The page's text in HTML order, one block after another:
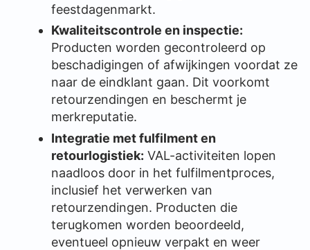
feestdagenmarkt.
Kwaliteitscontrole en inspectie:
Producten worden gecontroleerd op
beschadigingen of afwijkingen voordat ze
naar de eindklant gaan. Dit voorkomt
retourzendingen en beschermt je
merkreputatie.
Integratie met fulfilment en
retourlogistiek: VAL-activiteiten lopen
naadloos door in het fulfilmentproces,
inclusief het verwerken van
retourzendingen. Producten die
terugkomen worden beoordeeld,
eventueel opnieuw verpakt en weer